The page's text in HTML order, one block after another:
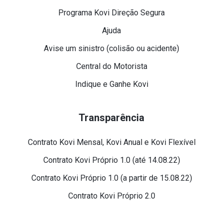
Programa Kovi Direção Segura
Ajuda
Avise um sinistro (colisão ou acidente)
Central do Motorista
Indique e Ganhe Kovi
Transparência
Contrato Kovi Mensal, Kovi Anual e Kovi Flexível
Contrato Kovi Próprio 1.0 (até 14.08.22)
Contrato Kovi Próprio 1.0 (a partir de 15.08.22)
Contrato Kovi Próprio 2.0